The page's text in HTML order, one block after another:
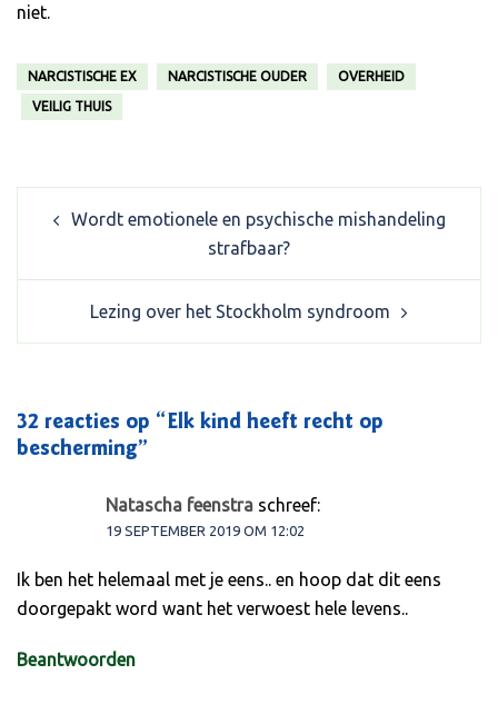
niet.
NARCISTISCHE EX NARCISTISCHE OUDER OVERHEID
VEILIG THUIS
navigation
Wordt emotionele en psychische mishandeling
strafbaar?
Lezing over het Stockholm syndroom
32 reacties op “Elk kind heeft recht op
bescherming”
Natascha feenstra schreef:
19 SEPTEMBER 2019 OM 12:02
Ik ben het helemaal met je eens.. en hoop dat dit eens
doorgepakt word want het verwoest hele levens..
Beantwoorden